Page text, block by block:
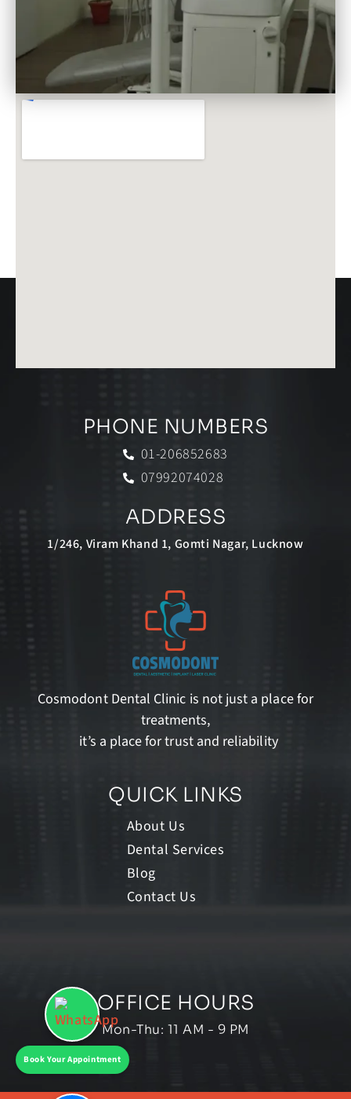
Book Your Appointment
PHONE NUMBERS
01-206852683
07992074028
ADDRESS
1/246, Viram Khand 1, Gomti Nagar, Lucknow
Cosmodont Dental Clinic is not just a place for
treatments,
it’s a place for trust and reliability
QUICK LINKS
About Us
Dental Services
Blog
Contact Us
OFFICE HOURS
Mon-Thu: 11 AM - 9 PM